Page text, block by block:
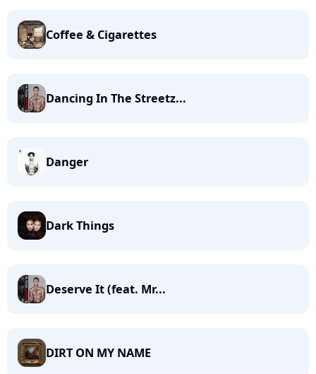
Coffee & Cigarettes
Dancing In The Streetz...
Danger
Dark Things
Deserve It (feat. Mr...
DIRT ON MY NAME